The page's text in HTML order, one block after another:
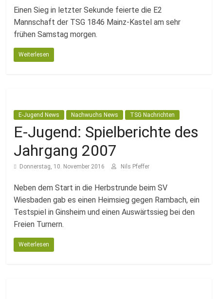
Einen Sieg in letzter Sekunde feierte die E2
Mannschaft der TSG 1846 Mainz-Kastel am sehr
frühen Samstag morgen.
Weiterlesen
E-Jugend News Nachwuchs News TSG Nachrichten
E-Jugend: Spielberichte des
Jahrgang 2007
Donnerstag, 10. November 2016 Nils Pfeffer
Neben dem Start in die Herbstrunde beim SV
Wiesbaden gab es einen Heimsieg gegen Rambach, ein
Testspiel in Ginsheim und einen Auswärtssieg bei den
Freien Turnern.
Weiterlesen